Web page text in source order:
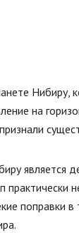
Нибиру,
на
является
поправки